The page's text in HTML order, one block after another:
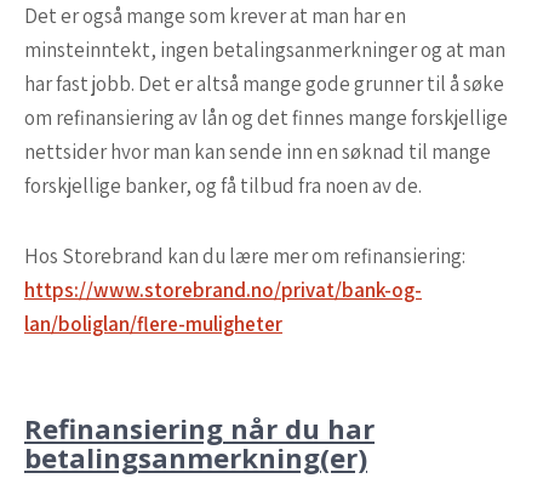
Det er også mange som krever at man har en
minsteinntekt, ingen betalingsanmerkninger og at man
har fast jobb. Det er altså mange gode grunner til å søke
om refinansiering av lån og det finnes mange forskjellige
nettsider hvor man kan sende inn en søknad til mange
forskjellige banker, og få tilbud fra noen av de.
Hos Storebrand kan du lære mer om refinansiering:
https://www.storebrand.no/privat/bank-og-
lan/boliglan/flere-muligheter
Refinansiering når du har
betalingsanmerkning(er)